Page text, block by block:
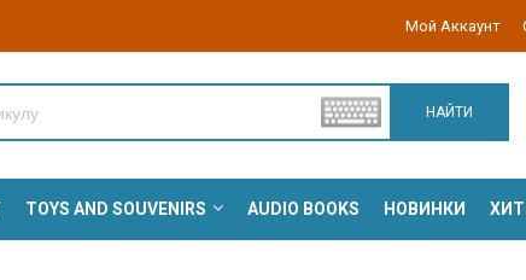
Мой Аккаунт
НАЙТИ
TOYS AND SOUVENIRS AUDIO BOOKS НОВИНКИ